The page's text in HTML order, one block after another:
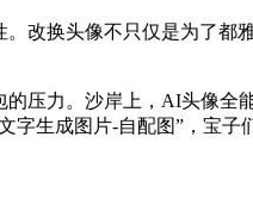
改换头像不只仅是为了都
压力。沙岸上，AI头像全
字生成图片-自配图”，宝